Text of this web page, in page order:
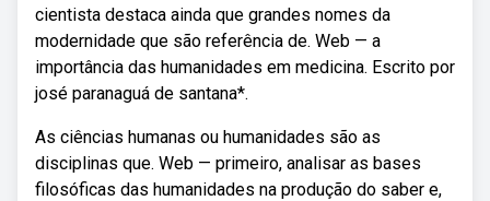
cientista destaca ainda que grandes nomes da
modernidade que são referência de. Web — a
importância das humanidades em medicina. Escrito por
josé paranaguá de santana*.
As ciências humanas ou humanidades são as
disciplinas que. Web — primeiro, analisar as bases
filosóficas das humanidades na produção do saber e,